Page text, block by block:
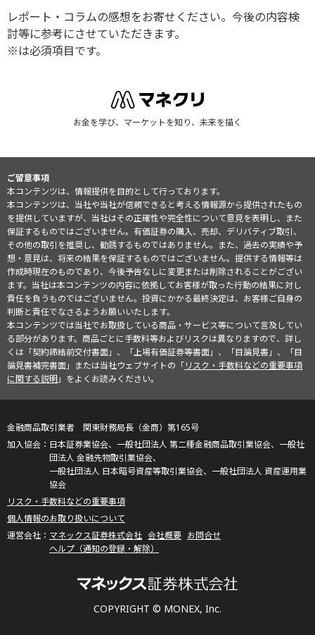
レポート・コラムの感想をお寄せください。今後の内容検
討等に参考にさせていただきます。
※は必須項目です。
お金を学び、マーケットを知り、未来を描く
ご留意事項
本コンテンツは、情報提供を目的として行っております。
本コンテンツは、当社や当社が信頼できると考える情報源から提供されたもの
を提供していますが、当社はその正確性や完全性について意見を表明し、また
保証するものではございません。有価証券の購入、売却、デリバティブ取引、
その他の取引を推奨し、勧誘するものではありません。また、過去の実績や予
想・意見は、将来の結果を保証するものではございません。提供する情報等は
作成時現在のものであり、今後予告なしに変更または削除されることがござい
ます。当社は本コンテンツの内容に依拠してお客様が取った行動の結果に対し
責任を負うものではございません。投資にかかる最終決定は、お客様ご自身の
判断と責任でなさるようお願いいたします。
本コンテンツでは当社でお取扱している商品・サービス等について言及してい
る部分があります。商品ごとに手数料等およびリスクは異なりますので、詳し
くは「契約締結前交付書面」、「上場有価証券等書面」、「目論見書」、「目
論見書補完書面」または当社ウェブサイトの「リスク・手数料などの重要事項
に関する説明」をよくお読みください。
COPYRIGHT © MONEX, Inc.
金融商品取引業者 関東財務局長（金商）第165号
日本証券業協会、一般社団法人 第二種金融商品取引業協会、一般社
団法人 金融先物取引業協会、
一般社団法人 日本暗号資産等取引業協会、一般社団法人 資産運用業
協会
リスク・手数料などの重要事項
個人情報のお取り扱いについて
マネックス証券株式会社 会社概要 お問合せ
ヘルプ（通知の登録・解除）